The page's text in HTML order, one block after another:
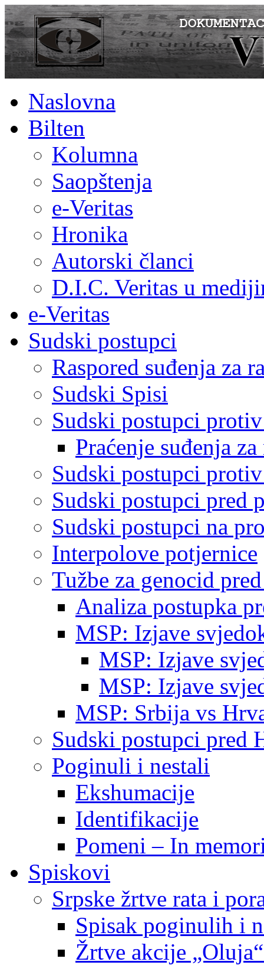
Naslovna
Bilten
Kolumna
Saopštenja
e-Veritas
Hronika
Autorski članci
D.I.C. Veritas u
e-Veritas
Sudski postupci
Raspored suđenja za
Sudski Spisi
Sudski postupci
Praćenje suđenja
Sudski postupci
Sudski postupci pred
Sudski postupci na
Interpolove potjernice
Tužbe za genocid
Analiza postupka
MSP: Izjave
MSP: Izjave
MSP: Izjave
MSP: Srbija vs
Sudski postupci pred
Poginuli i nestali
Ekshumacije
Identifikacije
Pomeni – In
Spiskovi
Srpske žrtve rata i
Spisak poginulih i
Žrtve akcije